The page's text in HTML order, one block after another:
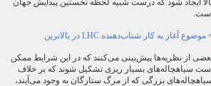
ايجاد شود که درست شبیه لحظه نخستین پیدایش جهان
است.
موضوع آغاز به کار شتاب‌دهندهLHC در بالاترین
از نظریه‌ها پیش‌بینی می‌کنند که در این شرایط ممکن
است سیاهچاله‌های بسیار ریزی تشکیل شوند که بر خلاف
بزرگی که از مرگ ستارگان به وجود می‌آیند،